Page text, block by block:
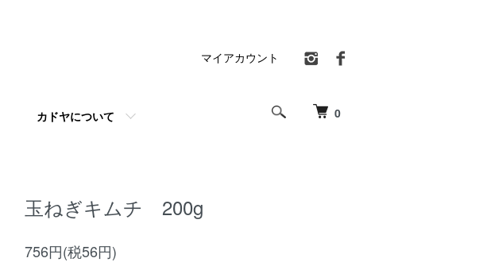
0
カドヤについて
マイアカウント
玉ねぎキムチ 200g
756円(税56円)